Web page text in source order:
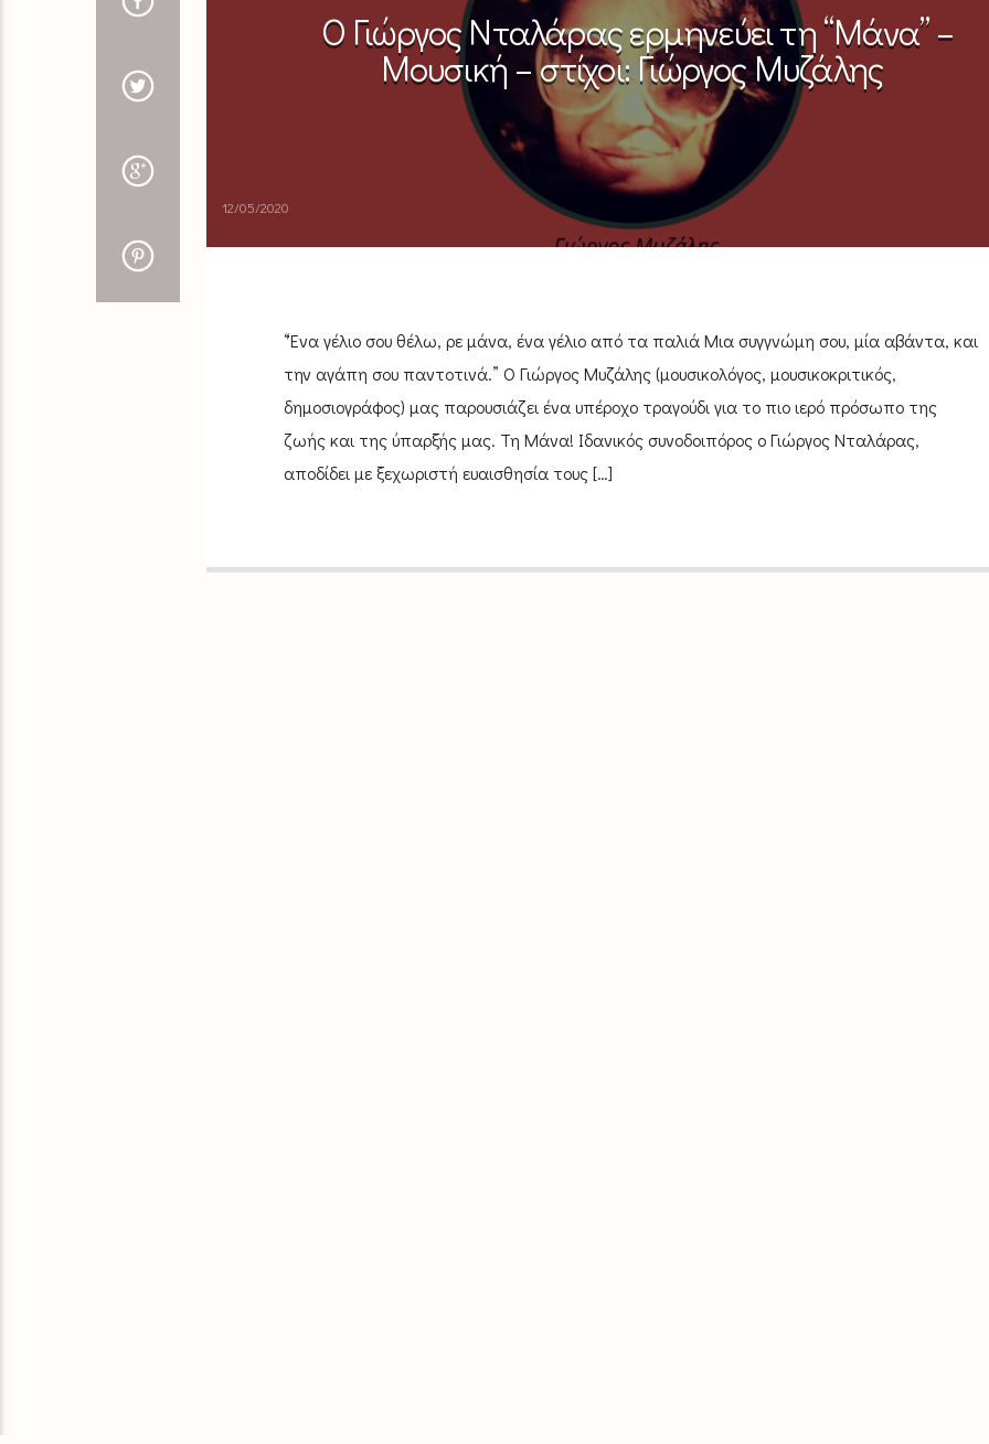
Ο Γιώργος Νταλάρας ερμηνεύει τη “Μάνα” –
Μουσική – στίχοι: Γιώργος Μυζάλης
12/05/2020
“Ένα γέλιο σου θέλω, ρε μάνα, ένα γέλιο από τα παλιά Μια συγγνώμη σου, μία αβάντα, και
την αγάπη σου παντοτινά.” Ο Γιώργος Μυζάλης (μουσικολόγος, μουσικοκριτικός,
δημοσιογράφος) μας παρουσιάζει ένα υπέροχο τραγούδι για το πιο ιερό πρόσωπο της
ζωής και της ύπαρξής μας. Τη Μάνα! Ιδανικός συνοδοιπόρος ο Γιώργος Νταλάρας,
αποδίδει με ξεχωριστή ευαισθησία τους […]